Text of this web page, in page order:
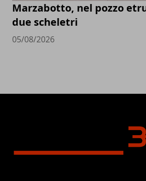
Marzabotto, nel pozzo
due scheletri
05/08/2026